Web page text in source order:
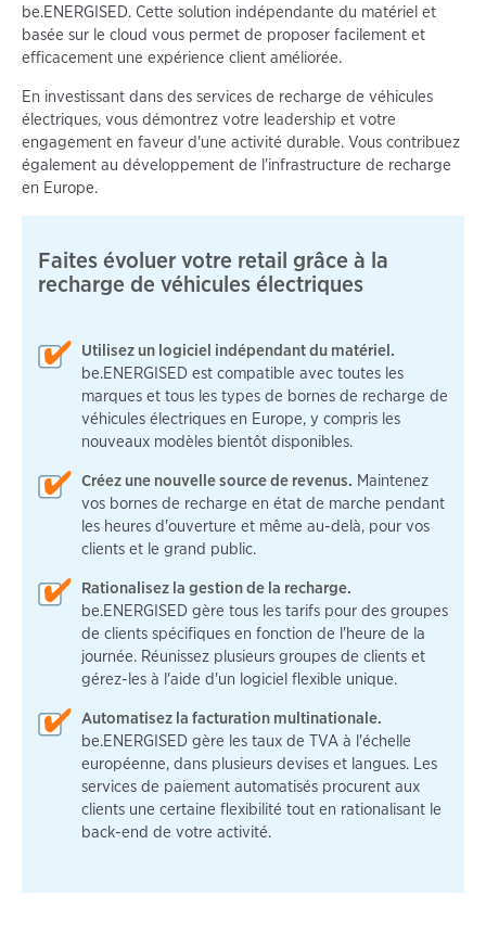
be.ENERGISED. Cette solution indépendante du matériel et
basée sur le cloud vous permet de proposer facilement et
efficacement une expérience client améliorée.
En investissant dans des services de recharge de véhicules
électriques, vous démontrez votre leadership et votre
engagement en faveur d'une activité durable. Vous contribuez
également au développement de l'infrastructure de recharge
en Europe.
Faites évoluer votre retail grâce à la
recharge de véhicules électriques
Utilisez un logiciel indépendant du matériel.
be.ENERGISED est compatible avec toutes les
marques et tous les types de bornes de recharge de
véhicules électriques en Europe, y compris les
nouveaux modèles bientôt disponibles.
Créez une nouvelle source de revenus. Maintenez
vos bornes de recharge en état de marche pendant
les heures d'ouverture et même au-delà, pour vos
clients et le grand public.
Rationalisez la gestion de la recharge.
be.ENERGISED gère tous les tarifs pour des groupes
de clients spécifiques en fonction de l'heure de la
journée. Réunissez plusieurs groupes de clients et
gérez-les à l'aide d'un logiciel flexible unique.
Automatisez la facturation multinationale.
be.ENERGISED gère les taux de TVA à l'échelle
européenne, dans plusieurs devises et langues. Les
services de paiement automatisés procurent aux
clients une certaine flexibilité tout en rationalisant le
back-end de votre activité.